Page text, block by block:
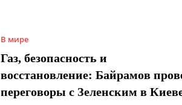
В мире
Газ, безопасность и
восстановление: Байрамов
переговоры с Зеленским в